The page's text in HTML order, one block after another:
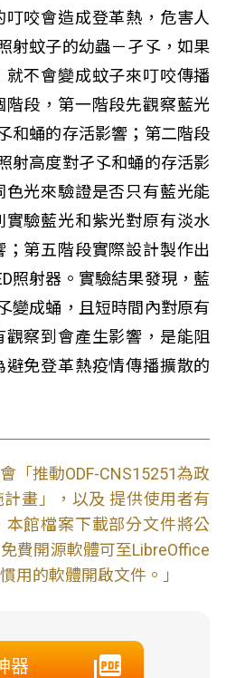
咬會造成登革熱，危害人
射蚊子的幼蟲－孑孓，如果
不會變成蚊子來叮咬傳播
段，第一階段先觀察藍光
和蛹的存活影響；第二階段
射高度對孑孓和蛹的存活影
光來驗證是否只有藍光能
實驗藍光和紫光對原有淡水
第五階段實際設計製作出
照射器。實驗結果發現，藍
變成蛹，且短時間內對原有
察到會產生影響，是能阻
避免登革熱疫情傳播擴散的
「推動ODF-CNS15251為政
畫」，以及 提供使用者有
館檔案下載部分文件將公
費開源軟體可至LibreOffice
用的軟體開啟文件。」
器